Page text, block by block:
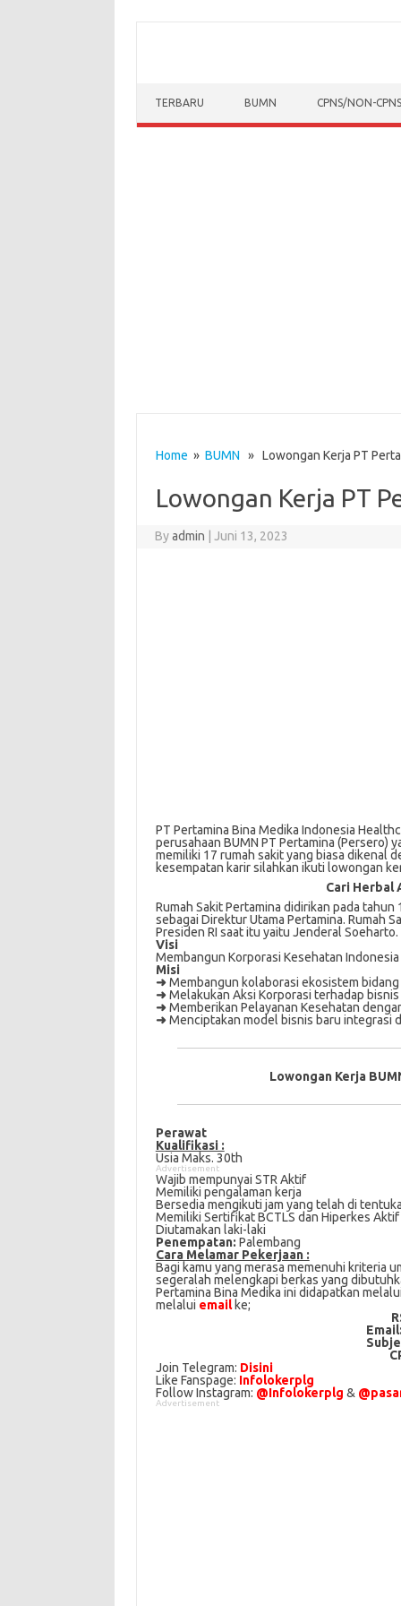
TERBARU BUMN CPNS/NON-CPNS
Home » BUMN » Lowongan Kerja PT
Lowongan Kerja PT
Byadmin Juni 13, 2023
PT Pertamina Bina Medika Indonesia
perusahaan BUMN PT Pertamina (Persero)
memiliki 17 rumah sakit yang biasa dikenal
kesempatan karir silahkan ikuti lowongan
Cari Herbal
Rumah Sakit Pertamina didirikan pada
sebagai Direktur Utama Pertamina. Rumah
Presiden RI saat itu yaitu Jenderal Soeharto.
Visi
Membangun Korporasi Kesehatan
Misi
➜Membangun kolaborasi ekosistem
➜Melakukan Aksi Korporasi terhadap
➜Memberikan Pelayanan Kesehatan
➜Menciptakan model bisnis baru integrasi
Lowongan Kerja
Perawat
Kualifikasi :
Usia Maks. 30th
Advertisement
Wajib mempunyai STR Aktif
Memiliki pengalaman kerja
Bersedia mengikuti jam yang telah di
Memiliki Sertifikat BCTLS dan Hiperkes Aktif
Diutamakan laki-laki
Penempatan: Palembang
Cаrа Mеlаmаr Pеkеrjааn :
Bagi kаmu уаng mеrаѕа mеmеnuhі krіtеrіа
ѕеgеrаlаh mеlеngkарі bеrkаѕ yang
Pertamina Bina Medika іnі didapatkan
melalui email kе;
Join Telegram: Disini
Like Fanspage: Infolokerplg
Follow Instagram: @Infolokerplg &
Advertisement